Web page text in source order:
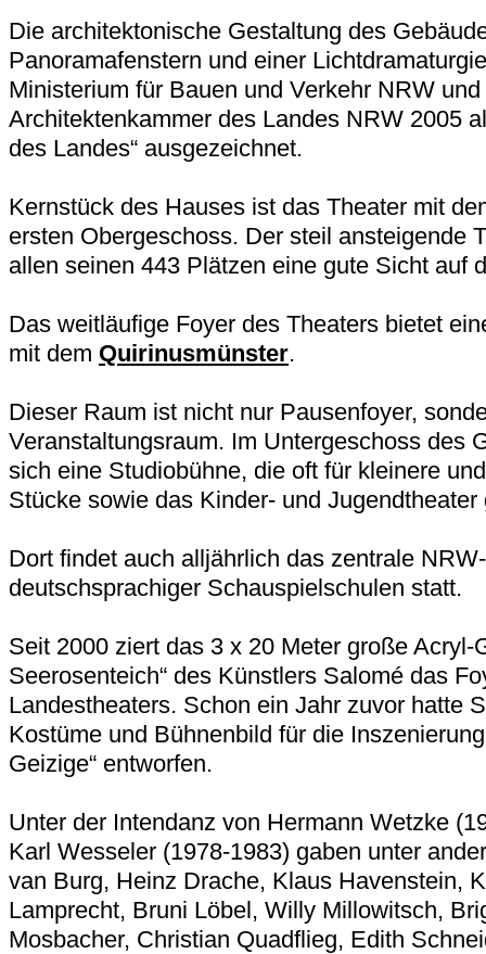
Die architektonische Gestaltung des
Panoramafenstern und einer
Ministerium für Bauen und Verkehr NRW und
Architektenkammer des Landes NRW 2005
des Landes“ ausgezeichnet.
Kernstück des Hauses ist das Theater mit
ersten Obergeschoss. Der steil ansteigende
allen seinen 443 Plätzen eine gute Sicht auf
Das weitläufige Foyer des Theaters bietet
mit dem Quirinusmünster.
Dieser Raum ist nicht nur Pausenfoyer,
Veranstaltungsraum. Im Untergeschoss des
sich eine Studiobühne, die oft für kleinere
Stücke sowie das Kinder- und Jugendtheater
Dort findet auch alljährlich das zentrale
deutschsprachiger Schauspielschulen statt.
Seit 2000 ziert das 3 x 20 Meter große Acryl-
Seerosenteich“ des Künstlers Salomé das
Landestheaters. Schon ein Jahr zuvor hatte
Kostüme und Bühnenbild für die
Geizige“ entworfen.
Unter der Intendanz von Hermann Wetzke
Karl Wesseler (1978-1983) gaben unter
van Burg, Heinz Drache, Klaus Havenstein,
Lamprecht, Bruni Löbel, Willy Millowitsch,
Mosbacher, Christian Quadflieg, Edith